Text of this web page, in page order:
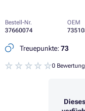
Bestell-Nr.
37660074
OEM
Treuepunkte: 73
0 Bewertung